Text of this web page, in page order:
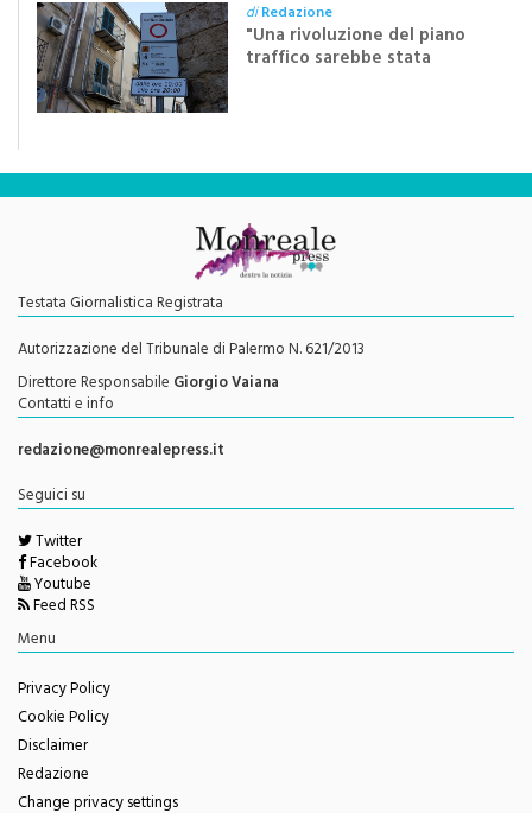
diRedazione
"Una rivoluzione del piano
traffico sarebbe stata
Testata Giornalistica Registrata
Autorizzazione del Tribunale di Palermo N. 621/2013
Direttore Responsabile Giorgio Vaiana
Contatti e info
redazione@monrealepress.it
Seguici su
Twitter
Facebook
Youtube
Feed RSS
Menu
Privacy Policy
Cookie Policy
Disclaimer
Redazione
Change privacy settings